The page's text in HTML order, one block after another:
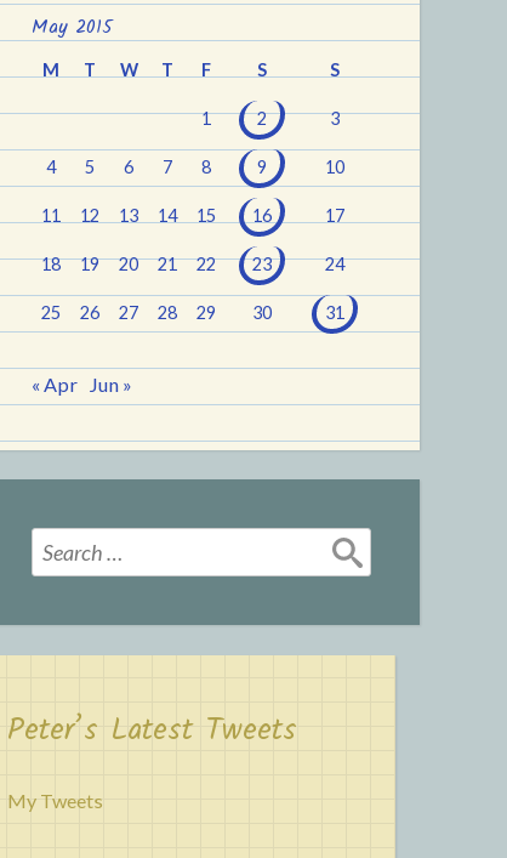
May 2015
M T W T F S S
1 2 3
4 5 6 7 8 9 10
11 12 13 14 15 16 17
18 19 20 21 22 23 24
25 26 27 28 29 30 31
« Apr Jun »
Search
for:
Peter’s Latest Tweets
My Tweets